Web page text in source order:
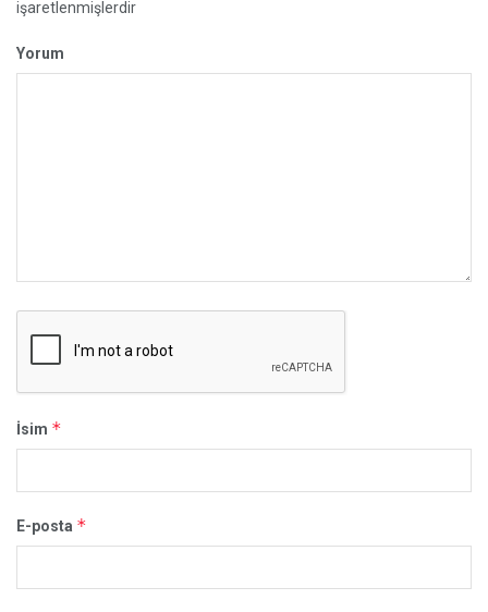
işaretlenmişlerdir
Yorum
İsim *
E-posta *